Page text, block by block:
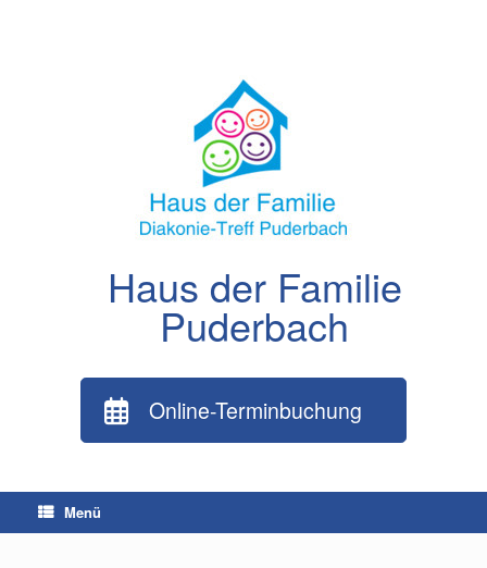
Haus der Familie
Puderbach
Online-Terminbuchung
Menü